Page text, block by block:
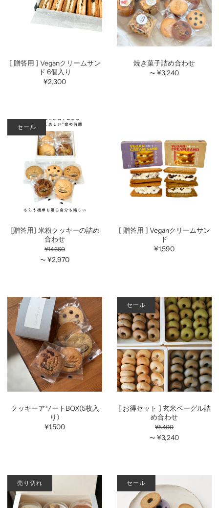
[ 贈答用 ] Veganクリームサン
ド 6個入り
¥2,300
焼き菓子詰め合わせ
〜 ¥3,240
[贈答用] 米粉クッキーの詰め
合わせ
¥14,660
〜 ¥2,970
セール
[ 贈答用 ] Veganクリームサン
ド
¥1,590
クッキーアソートBOX(5枚入
り)
¥1,500
[ お得セット ] 玄米ベーグル詰
め合わせ
¥5,400
〜 ¥3,240
セール
売り切れ セール